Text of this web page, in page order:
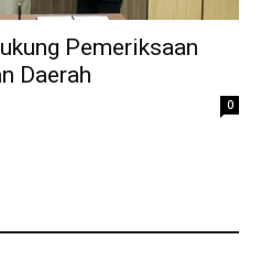
Pemeriksaan
Daerah
0